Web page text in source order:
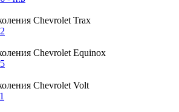
Chevrolet Trax
Chevrolet Equinox
Chevrolet Volt